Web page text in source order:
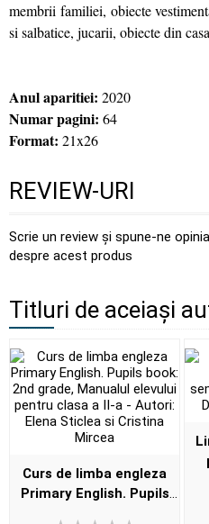
membrii familiei, obiecte
si salbatice, jucarii, obiecte din
Anul aparitiei: 2020
Numar pagini: 64
Format: 21x26
REVIEW-URI
Scrie un review și spune-ne
despre acest produs
Titluri de aceiași
Curs de limba engleza
Primary English. Pupils